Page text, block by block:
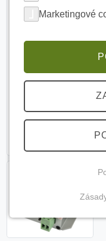
Marketingové
(vždy aktívne,